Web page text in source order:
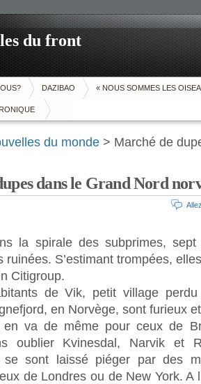
du front
DAZIBAO « NOUS SOMMES LES
du monde > Marché de
dans le Grand Nord
la spirale des subprimes,
ruinées. S’estimant trompées,
Citigroup.
de Vik, petit village
en Norvège, sont furieux
en va de même pour ceux de
oublier Kvinesdal, Narvik et
se sont laissé piéger par des
de Londres ou de New York. A